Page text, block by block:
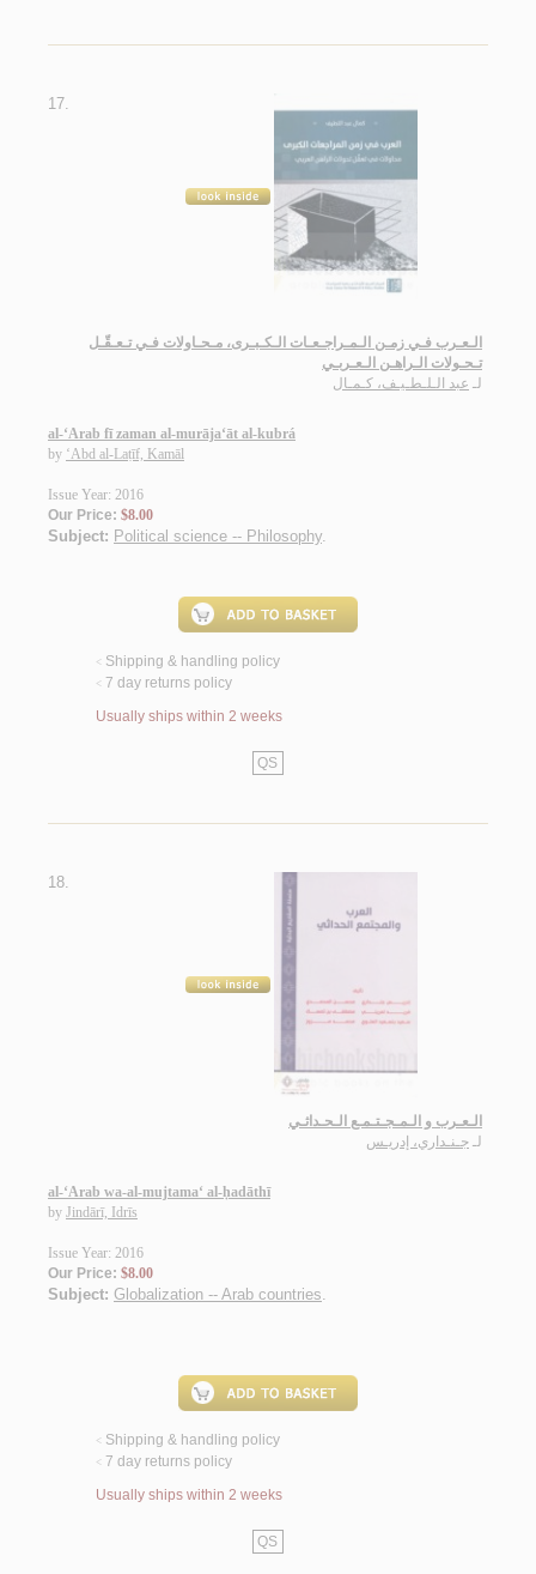
17.
الـعـرب فـي زمـن الـمـراجـعـات الـكـبـرى، مـحـاولات فـي تـعـقّـل
تـحـولات الـراهـن الـعـربـي
لـ عبد الـلـطـيـف، كـمـال
al-‘Arab fī zaman al-murāja‘āt al-kubrá
by ‘Abd al-Laṭīf, Kamāl
Issue Year: 2016
Our Price: $8.00
Subject: Political science -- Philosophy.
< Shipping & handling policy
< 7 day returns policy
Usually ships within 2 weeks
QS
18.
الـعـرب و الـمـجـتـمـع الـحـداثـي
لـ جـنـداري، إدريـس
al-‘Arab wa-al-mujtama‘ al-ḥadāthī
by Jindārī, Idrīs
Issue Year: 2016
Our Price: $8.00
Subject: Globalization -- Arab countries.
< Shipping & handling policy
< 7 day returns policy
Usually ships within 2 weeks
QS